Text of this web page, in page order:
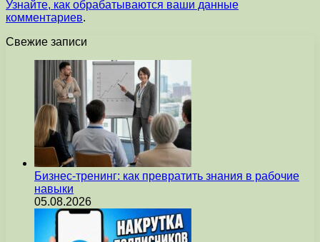
Узнайте, как обрабатываются ваши данные
комментариев.
Свежие записи
Бизнес-тренинг: как превратить знания в рабочие
навыки
05.08.2026